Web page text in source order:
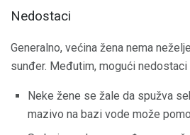
Nedostaci
Generalno, većina žena nema
sunđer. Međutim, mogući nedostaci
Neke žene se žale da spužva
mazivo na bazi vode može